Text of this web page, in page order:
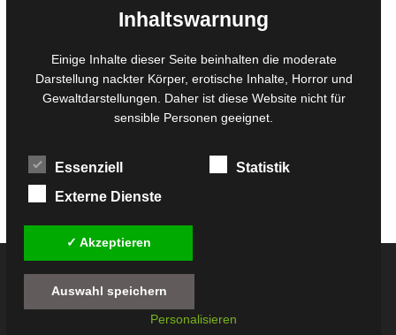
Foto- und Bildbearbeitung
Fotorestauration
Creative Artwork
MPS Fotografie
WordPress Support
Alle Preise inkl. der gesetzlichen MwSt. - Die durchgestrichenen Preise entsprechen
Inhaltswarnung
Einige Inhalte dieser Seite beinhalten die moderate
Darstellung nackter Körper, erotische Inhalte, Horror und
Gewaltdarstellungen. Daher ist diese Website nicht für
sensible Personen geeignet.
Essenziell
Statistik
Externe Dienste
✓ Akzeptieren
Auswahl speichern
Personalisieren